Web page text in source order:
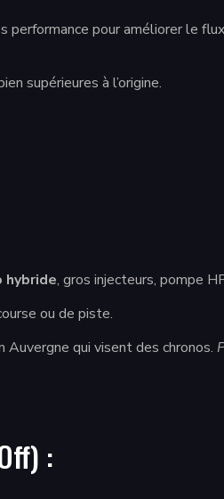
pour améliorer le flux
supérieures à l’origine.
hybride, gros injecteurs, pompe
ou de piste.
Auvergne qui visent des chronos.
: